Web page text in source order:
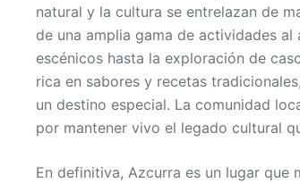
natural y la cultura se entrelazan de
de una amplia gama de actividades
escénicos hasta la exploración de
rica en sabores y recetas
un destino especial. La comunidad
por mantener vivo el legado cultural
En definitiva, Azcurra es un lugar que